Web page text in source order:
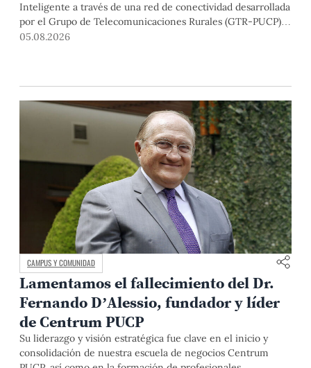
Inteligente a través de una red de conectividad desarrollada
por el Grupo de Telecomunicaciones Rurales (GTR-PUCP)
desde el 2018. En esta nota repasamos cómo ha sido el
05.08.2026
CAMPUS Y COMUNIDAD
Lamentamos el fallecimiento del Dr.
Fernando D’Alessio, fundador y líder
de Centrum PUCP
Su liderazgo y visión estratégica fue clave en el inicio y
consolidación de nuestra escuela de negocios Centrum